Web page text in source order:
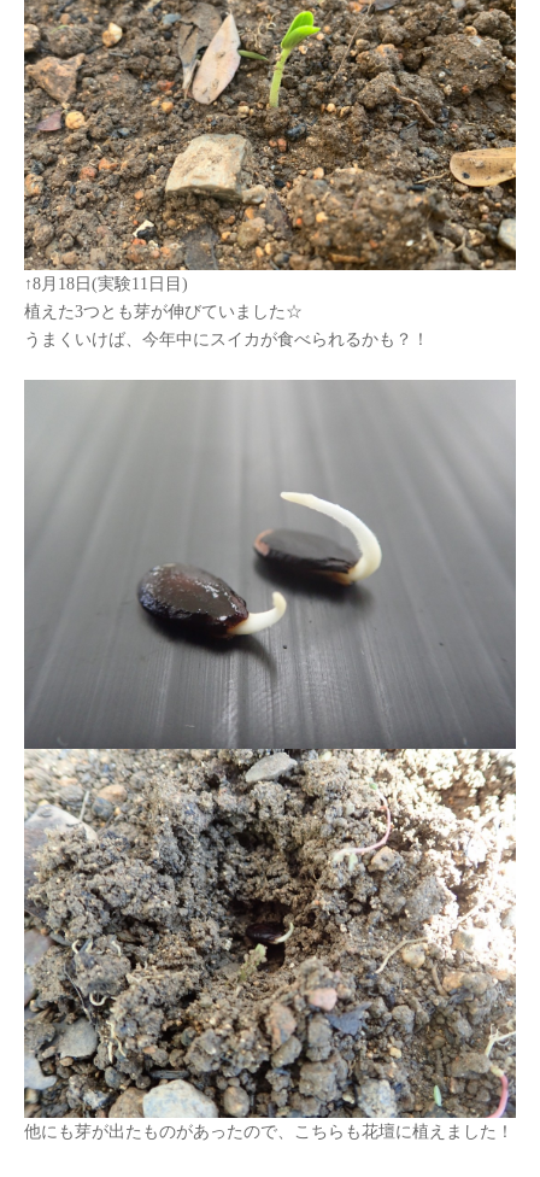
↑8月 18 日 (実験11 日目 )
植えた3つとも芽が伸びていました☆
うまくいけば、今年中にスイカが食べられるかも？！
他にも芽が出たものがあったので、こちらも花壇に植えました！